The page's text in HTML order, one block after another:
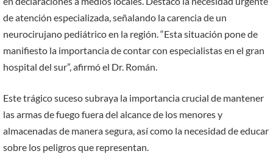
de atención especializada, señalando la carencia de un
neurocirujano pediátrico en la región. “Esta situación pone de
manifiesto la importancia de contar con especialistas en el gran
hospital del sur”, afirmó el Dr. Román.
Este trágico suceso subraya la importancia crucial de mantener
las armas de fuego fuera del alcance de los menores y
almacenadas de manera segura, así como la necesidad de educar
sobre los peligros que representan.